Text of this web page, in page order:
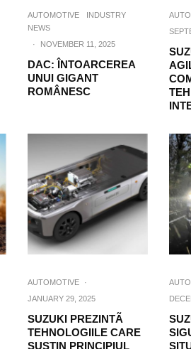
AUTOMOTIVE
INDUSTRY
NEWS
·
NOVEMBER 11, 2025
DAC: ÎNTOARCEREA
UNUI GIGANT
ROMÂNESC
AUTOMOTIVE
·
JANUARY 29, 2025
SUZUKI PREZINTÃ
TEHNOLOGIILE CARE
SUSTIN PRINCIPIUL